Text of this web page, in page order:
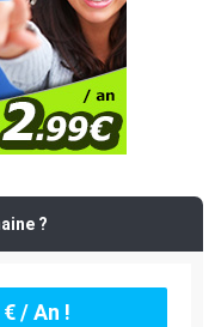
?
/ An !